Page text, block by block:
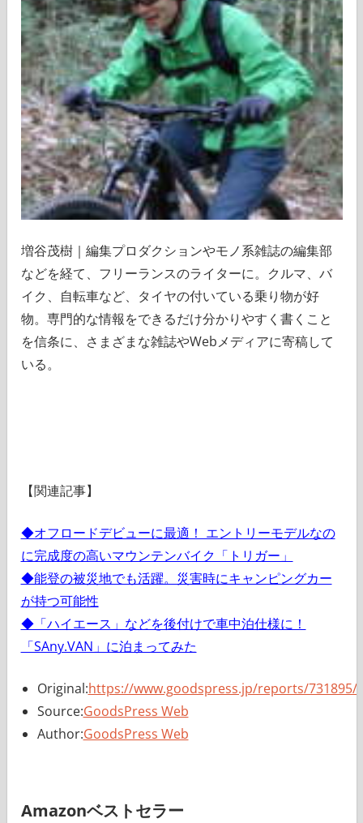
増谷茂樹｜編集プロダクションやモノ系雑誌の編集部
などを経て、フリーランスのライターに。クルマ、バ
イク、自転車など、タイヤの付いている乗り物が好
物。専門的な情報をできるだけ分かりやすく書くこと
を信条に、さまざまな雑誌やWebメディアに寄稿して
いる。
【関連記事】
◆オフロードデビューに最適！ エントリーモデルなの
に完成度の高いマウンテンバイク「トリガー」
◆能登の被災地でも活躍。災害時にキャンピングカー
が持つ可能性
◆「ハイエース」などを後付けで車中泊仕様に！
「SAny.VAN」に泊まってみた
Original:https://www.goodspress.jp/reports/731895/
Source:GoodsPress Web
Author:GoodsPress Web
Amazonベストセラー